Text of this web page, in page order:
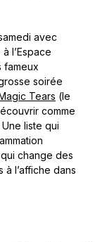
avec
l’Espace
fameux
soirée
Tears (le
comme
Une liste qui
change des
l’affiche dans